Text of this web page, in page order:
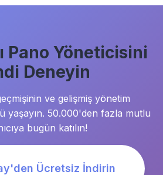
Pano Yöneticisini
Deneyin
ve gelişmiş yönetim
yaşayın. 50.000'den fazla mutlu
bugün katılın!
Ücretsiz İndirin